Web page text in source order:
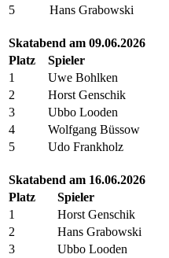
5
Hans Grabowski
Skatabend am 09.06.2026
Platz
Spieler
1
Uwe Bohlken
2
Horst Genschik
3
Ubbo Looden
4
Wolfgang Büssow
5
Udo Frankholz
Skatabend am 16.06.2026
Platz
Spieler
1
Horst Genschik
2
Hans Grabowski
3
Ubbo Looden